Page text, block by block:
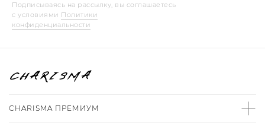
Подписываясь на рассылку, вы соглашаетесь
с условиями Политики
конфиденциальности
CHARISMA ПРЕМИУМ